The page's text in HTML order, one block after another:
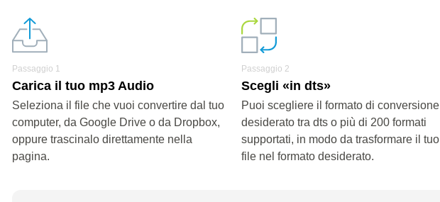
Passaggio 1
Carica il tuo mp3 Audio
Seleziona il file che vuoi convertire dal tuo
computer, da Google Drive o da Dropbox,
oppure trascinalo direttamente nella
pagina.
Passaggio 2
Scegli «in dts»
Puoi scegliere il formato di conversione
desiderato tra dts o più di 200 formati
supportati, in modo da trasformare il tuo
file nel formato desiderato.